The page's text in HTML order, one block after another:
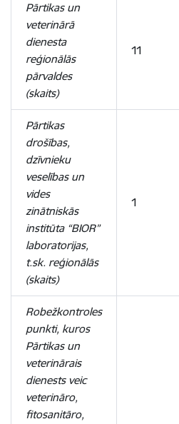
Pārtikas un
veterinārā
dienesta
reģionālās
pārvaldes
(skaits)
11
Pārtikas
drošības,
dzīvnieku
veselības un
vides
zinātniskās
institūta “BIOR”
laboratorijas,
t.sk. reģionālās
(skaits)
1
Robežkontroles
punkti, kuros
Pārtikas un
veterinārais
dienests veic
veterināro,
fitosanitāro,